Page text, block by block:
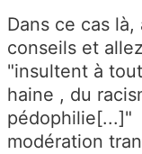
Dans ce cas
conseils et
"insultent à
haine , du
pédophilie[...]"
modération